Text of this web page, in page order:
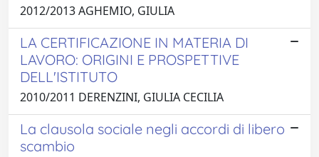
2012/2013 AGHEMIO, GIULIA
LA CERTIFICAZIONE IN MATERIA DI
LAVORO: ORIGINI E PROSPETTIVE
DELL'ISTITUTO
2010/2011 DERENZINI, GIULIA CECILIA
La clausola sociale negli accordi di libero
scambio